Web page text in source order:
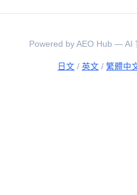
Powered by AEO Hub — AI
日文 / 英文 / 繁體中